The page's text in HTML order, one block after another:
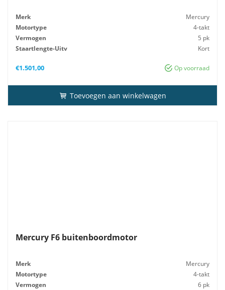
Merk
Mercury
Motortype
4-takt
Vermogen
5 pk
Staartlengte-Uitv
Kort
Op voorraad
€1.501,00
Toevoegen aan winkelwagen
Mercury F6 buitenboordmotor
Merk
Mercury
Motortype
4-takt
Vermogen
6 pk